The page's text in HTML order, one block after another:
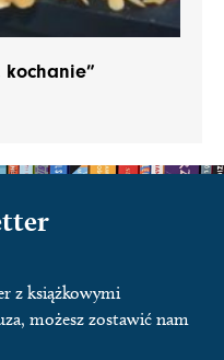
z książkowymi
możesz zostawić nam